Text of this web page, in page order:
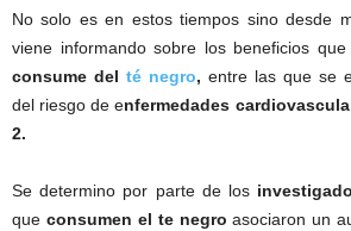
No solo es en estos tiempos sino desde
viene informando sobre los beneficios
consume del té negro, entre las que se
del riesgo de enfermedades
2.
Se determino por parte de los
que consumen el te negro asociaron un